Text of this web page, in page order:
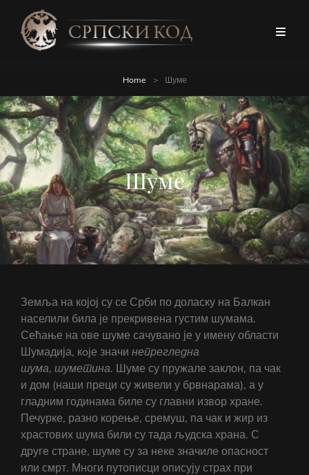
Home > Шуме
Шуме
Земља на којој су се Срби по доласку на Балкан
населили била је прекривена густим шумама.
Сећање на ове шуме сачувано је у имену области
Шумадија, кoје значи непрегледна
шума, шуметина. Шуме су пружале заклон, па чак
и дом (наши преци су живели у брвнарама), а у
гладним годинама биле су главни извор хране.
Печурке, разно корење, сремуш, па чак и жир из
храстових шума били су тада људска храна. С
друге стране, шуме су за неке значиле опасност
или смрт. Многи путописци описују страх при